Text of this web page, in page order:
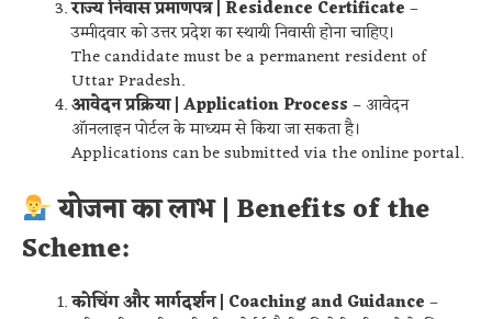
राज्य निवास प्रमाणपत्र | Residence Certificate–
उम्मीदवार को उत्तर प्रदेश का स्थायी निवासी होना चाहिए।
The candidate must be a permanent resident of
Uttar Pradesh.
आवेदन प्रक्रिया | Application Process– आवेदन
ऑनलाइन पोर्टल के माध्यम से किया जा सकता है।
Applications can be submitted via the online portal.
योजना का लाभ | Benefits of the
Scheme:
कोचिंग और मार्गदर्शन | Coaching and Guidance–